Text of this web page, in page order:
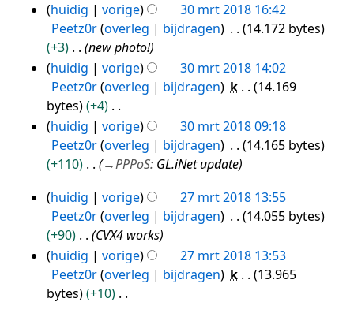
b
w
e
k
i
n
g
s
a
m
e
n
v
30
mrt
2018
huidig vorige
30 mrt 2018 16:42
Peetz0r overleg bijdragen
14.172 bytes
+3
new photo!
huidig
vorige
30 mrt 2018 14:02
Peetz0r overleg bijdragen k
14.169
bytes
+4
G
e
b
w
e
k
huidig vorige
30 mrt 2018 09:18
Peetz0r overleg bijdragen
14.165 bytes
+110
→PPPoS: GL.iNet update
27
mrt
2018
huidig vorige
27 mrt 2018 13:55
Peetz0r overleg bijdragen
14.055 bytes
+90
CVX4 works
huidig
vorige
27 mrt 2018 13:53
Peetz0r overleg bijdragen k
13.965
bytes
+10